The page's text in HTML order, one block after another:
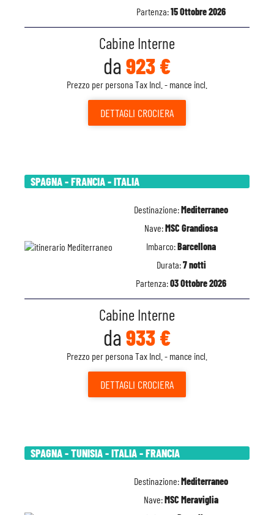
Partenza:15 Ottobre 2026
Cabine Interne
da 923 €
Prezzo per persona Tax Incl. - mance incl.
DETTAGLI CROCIERA
SPAGNA - FRANCIA - ITALIA
Destinazione:Mediterraneo
Nave:MSC Grandiosa
Imbarco:Barcellona
Durata:7 notti
Partenza:03 Ottobre 2026
Cabine Interne
da 933 €
Prezzo per persona Tax Incl. - mance incl.
DETTAGLI CROCIERA
SPAGNA - TUNISIA - ITALIA - FRANCIA
Destinazione:Mediterraneo
Nave:MSC Meraviglia